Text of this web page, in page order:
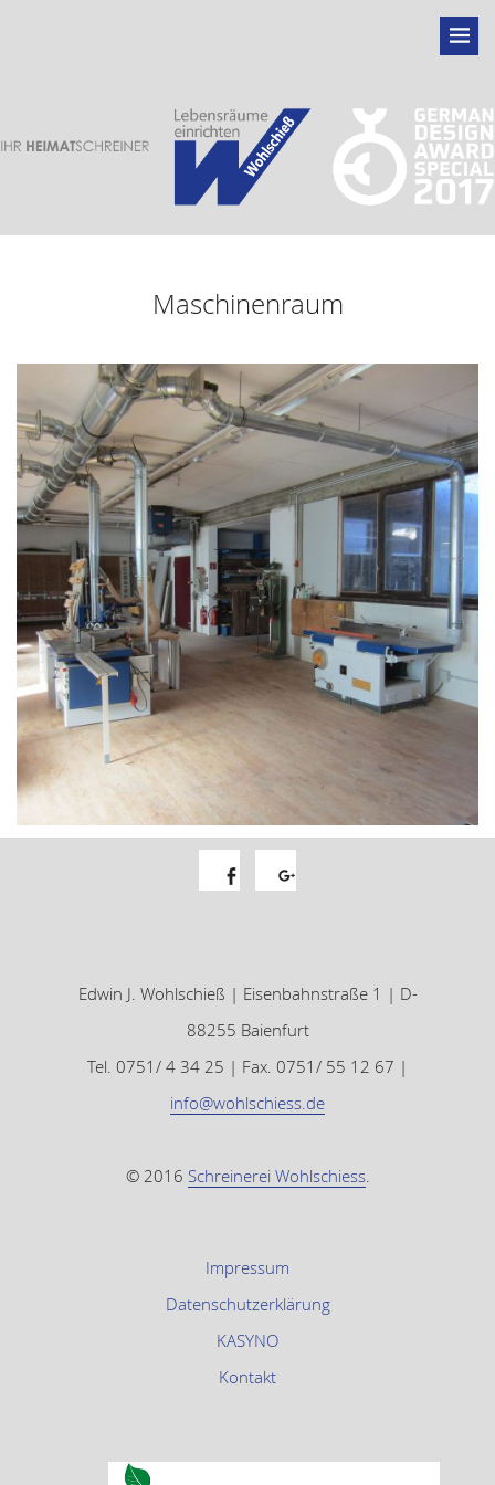
Maschinenraum
Edwin J. Wohlschieß | Eisenbahnstraße 1 | D-
88255 Baienfurt
Tel. 0751/ 4 34 25 | Fax. 0751/ 55 12 67 |
info@wohlschiess.de
© 2016 Schreinerei Wohlschiess.
Impressum
Datenschutzerklärung
KASYNO
Kontakt